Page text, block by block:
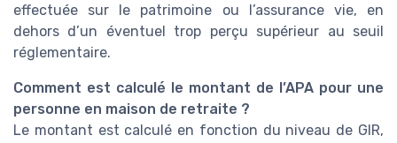
effectuée sur le patrimoine ou l’assurance vie, en
dehors d’un éventuel trop perçu supérieur au seuil
réglementaire.
Comment est calculé le montant de l’APA pour une
personne en maison de retraite ?
Le montant est calculé en fonction du niveau de GIR,